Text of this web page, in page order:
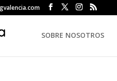
SOBRE NOSOTROS